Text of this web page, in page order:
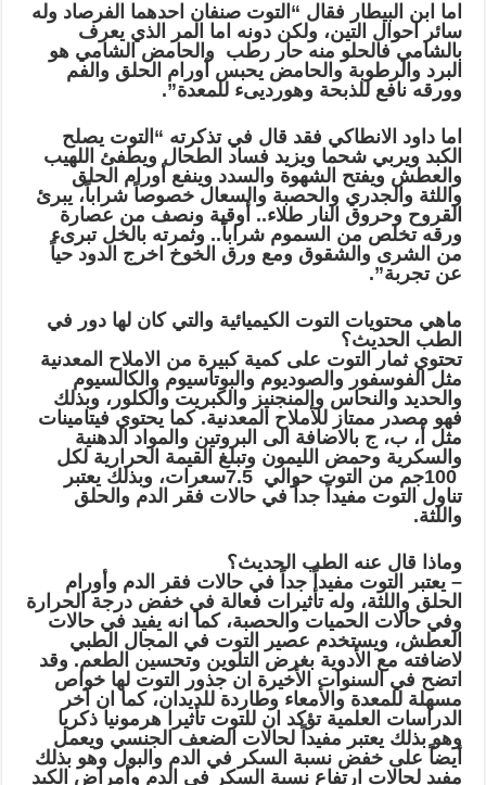
اما ابن البيطار فقال “التوت صنفان احدهما الفرصاد وله
سائر احوال التين، ولكن دونه اما المر الذي يعرف
بالشامي فالحلو منه حار رطب والحامض الشامي هو
البرد والرطوبة والحامض يحبس أورام الحلق والفم
وورقه نافع للذبحة وهورديىء للمعدة”.
اما داود الانطاكي فقد قال في تذكرته “التوت يصلح
الكبد ويربي شحما ويزيد فساد الطحال ويطفئ اللهيب
والعطش ويفتح الشهوة والسدد وينفع أورام الحلق
واللثة والجدري والحصبة والسعال خصوصاً شراباً، يبرئ
القروح وحروق النار طلاء.. أوقية ونصف من عصارة
ورقه تخلص من السموم شراباً.. وثمرته بالخل تبرىء
من الشرى والشقوق ومع ورق الخوخ اخرج الدود حياً
عن تجربة”.
ماهي محتويات التوت الكيميائية والتي كان لها دور في
الطب الحديث؟
تحتوي ثمار التوت على كمية كبيرة من الاملاح المعدنية
مثل الفوسفور والصوديوم والبوتاسيوم والكالسيوم
والحديد والنحاس والمنجنيز والكبريت والكلور، وبذلك
فهو مصدر ممتاز للأملاح المعدنية. كما يحتوي فيتامينات
مثل أ، ب، ج بالاضافة الى البروتين والمواد الدهنية
والسكرية وحمض الليمون وتبلغ القيمة الحرارية لكل
100جم من التوت حوالي 7.5سعرات، وبذلك يعتبر
تناول التوت مفيداً جداً في حالات فقر الدم والحلق
واللثة.
وماذا قال عنه الطب الحديث؟
– يعتبر التوت مفيداً جداً في حالات فقر الدم وأورام
الحلق واللثة، وله تأثيرات فعالة في خفض درجة الحرارة
وفي حالات الحميات والحصبة، كما انه يفيد في حالات
العطش، ويستخدم عصير التوت في المجال الطبي
لاضافته مع الأدوية بغرض التلوين وتحسين الطعم. وقد
اتضح في السنوات الأخيرة ان جذور التوت لها خواص
مسهلة للمعدة والأمعاء وطاردة للديدان، كما ان آخر
الدراسات العلمية تؤكد ان للتوت تأثيرا هرمونيا ذكريا
وهو بذلك يعتبر مفيداً لحالات الضعف الجنسي ويعمل
أيضاً على خفض نسبة السكر في الدم والبول وهو بذلك
مفيد لحالات ارتفاع نسبة السكر في الدم وأمراض الكبد